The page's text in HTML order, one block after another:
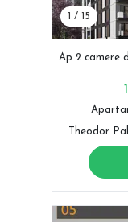
/ 15
Ap 2 camere
Theodor